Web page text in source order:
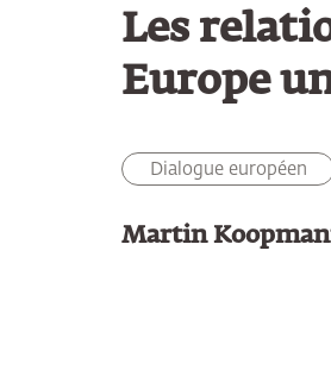
Les
Europe
Dialogue européen
Martin